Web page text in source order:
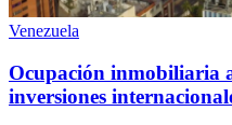
Venezuela
Ocupación inmobiliaria
inversiones